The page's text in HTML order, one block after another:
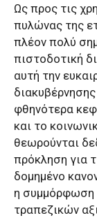
Ως προς τις
πυλώνας της
πλέον πολύ
πιστοδοτική
αυτή την
φθηνότερα
και το
θεωρούνται
πρόκληση για
δομημένο
η συμμόρφωση
τραπεζικών